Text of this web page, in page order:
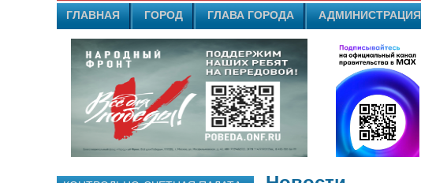
ГЛАВНАЯ ГОРОД ГЛАВА ГОРОДА АДМИНИСТРАЦИЯ